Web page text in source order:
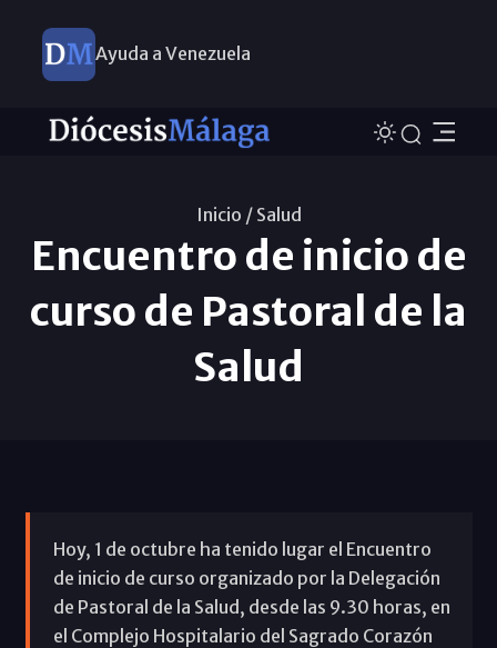
Ayuda a Venezuela
Inicio / Salud
Encuentro de inicio de
curso de Pastoral de la
Salud
Hoy, 1 de octubre ha tenido lugar el Encuentro
de inicio de curso organizado por la Delegación
de Pastoral de la Salud, desde las 9.30 horas, en
el Complejo Hospitalario del Sagrado Corazón